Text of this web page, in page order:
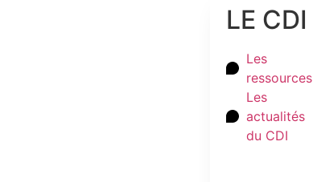
LE CDI
Les
ressources
Les
actualités
du CDI